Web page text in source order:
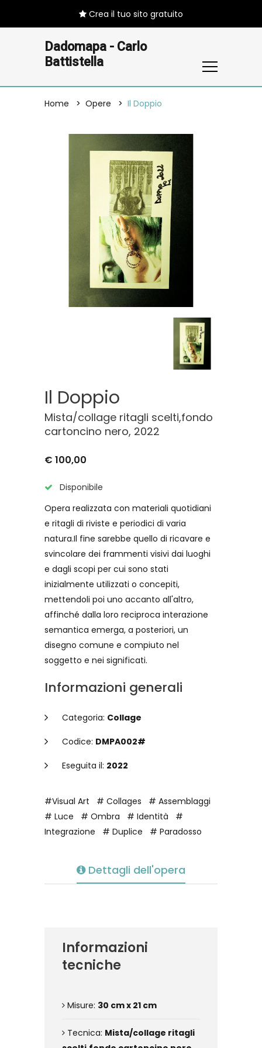
Crea il tuo sito gratuito
Dadomapa - Carlo
Battistella
Home Opere Il Doppio
Il Doppio
Mista/collage ritagli scelti,fondo
cartoncino nero, 2022
€ 100,00
Disponibile
Opera realizzata con materiali quotidiani
e ritagli di riviste e periodici di varia
natura.Il fine sarebbe quello di ricavare e
svincolare dei frammenti visivi dai luoghi
e dagli scopi per cui sono stati
inizialmente utilizzati o concepiti,
mettendoli poi uno accanto all'altro,
affinché dalla loro reciproca interazione
semantica emerga, a posteriori, un
disegno comune e compiuto nel
soggetto e nei significati.
Informazioni generali
Categoria: Collage
Codice: DMPA002#
Eseguita il: 2022
#Visual Art # Collages
# Assemblaggi
# Luce
# Ombra # Identità
#
Integrazione
# Duplice # Paradosso
Dettagli dell'opera
Informazioni
tecniche
Misure: 30 cm x 21 cm
Tecnica: Mista/collage ritagli